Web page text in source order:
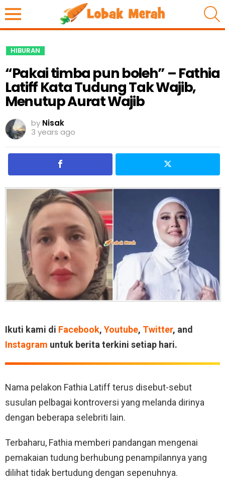
HIBURAN
“Pakai timba pun boleh” – Fathia
Latiff Kata Tudung Tak Wajib,
Menutup Aurat Wajib
by Nisak
3 years ago
Ikuti kami di Facebook, Youtube, Twitter, and
Instagram untuk berita terkini setiap hari.
Nama pelakon Fathia Latiff terus disebut-sebut
susulan pelbagai kontroversi yang melanda dirinya
dengan beberapa selebriti lain.
Terbaharu, Fathia memberi pandangan mengenai
pemakaian tudung berhubung penampilannya yang
dilihat tidak bertudung dengan sepenuhnya.